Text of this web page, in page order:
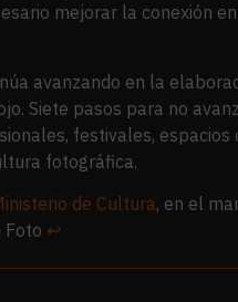
mejorar la conexión
avanzando en la
Siete pasos para no
festivales,
fotográfica.
de Cultura, en el
Foto ↩︎